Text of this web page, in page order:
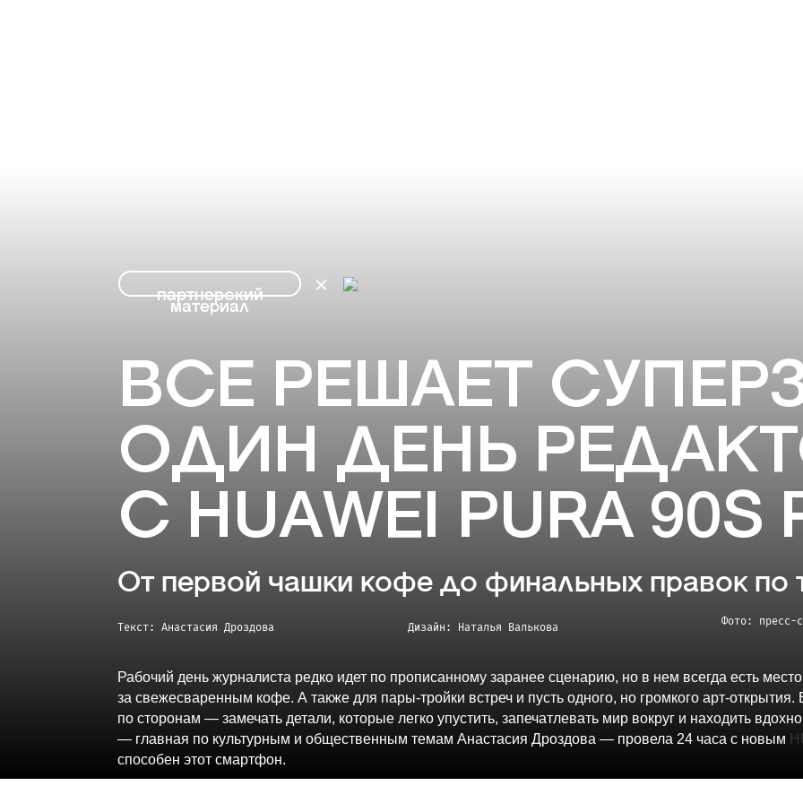
партнерский
материал
ВСЕ РЕШАЕТ
ОДИН ДЕНЬ
С HUAWEI PURA 90S
От первой чашки кофе до финальных правок по
Текст: Анастасия Дроздова Дизайн: Наталья Валькова Фото: пресс-
Рабочий день журналиста редко идет по прописанному заранее сценарию, но в нем всегда есть
за свежесваренным кофе. А также для пары-тройки встреч и пусть одного, но громкого арт-
по сторонам — замечать детали, которые легко упустить, запечатлевать мир вокруг и находить
— главная по культурным и общественным темам Анастасия Дроздова — провела 24 часа с новым
способен этот смартфон.